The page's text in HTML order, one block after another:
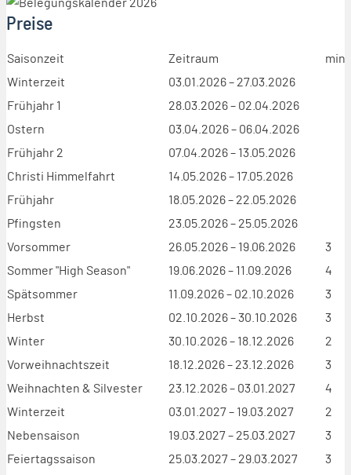
Preise
Saisonzeit Zeitraum
min.
Winterzeit
03.01.2026 – 27.03.2026
Frühjahr 1
28.03.2026 – 02.04.2026
Ostern
03.04.2026 – 06.04.2026
Frühjahr 2
07.04.2026 – 13.05.2026
Christi Himmelfahrt
14.05.2026 – 17.05.2026
Frühjahr
18.05.2026 – 22.05.2026
Pfingsten
23.05.2026 – 25.05.2026
Vorsommer
26.05.2026 – 19.06.2026
3
Sommer "High Season"
19.06.2026 – 11.09.2026
4
Spätsommer
11.09.2026 – 02.10.2026
3
Herbst
02.10.2026 – 30.10.2026
3
Winter
30.10.2026 – 18.12.2026
2
Vorweihnachtszeit
18.12.2026 – 23.12.2026
3
Weihnachten & Silvester
23.12.2026 – 03.01.2027
4
Winterzeit
03.01.2027 – 19.03.2027
2
Nebensaison
19.03.2027 – 25.03.2027
3
Feiertagssaison
25.03.2027 – 29.03.2027
3